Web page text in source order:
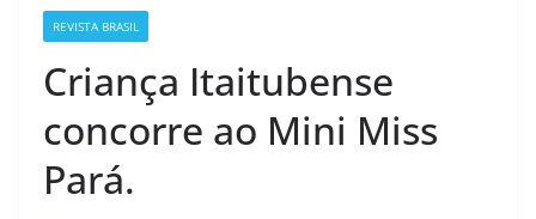
REVISTA BRASIL
Criança Itaitubense
concorre ao Mini Miss
Pará.